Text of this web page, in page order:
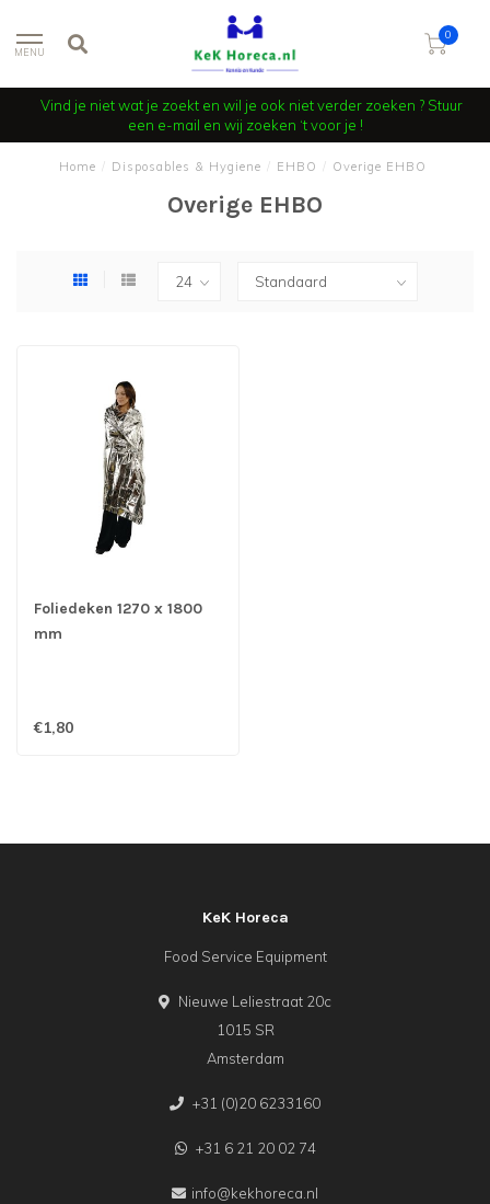
MENU
0
Vind je niet wat je zoekt en wil je ook niet verder zoeken ? Stuur
een e-mail en wij zoeken ‘t voor je !
Home Disposables & Hygiene EHBO Overige EHBO
Overige EHBO
Foliedeken 1270 x 1800
mm
€1,80
KeK Horeca
Food Service Equipment
Nieuwe Leliestraat 20c
1015 SR
Amsterdam
+31 (0)20 6233160
+31 6 21 20 02 74
info@kekhoreca.nl